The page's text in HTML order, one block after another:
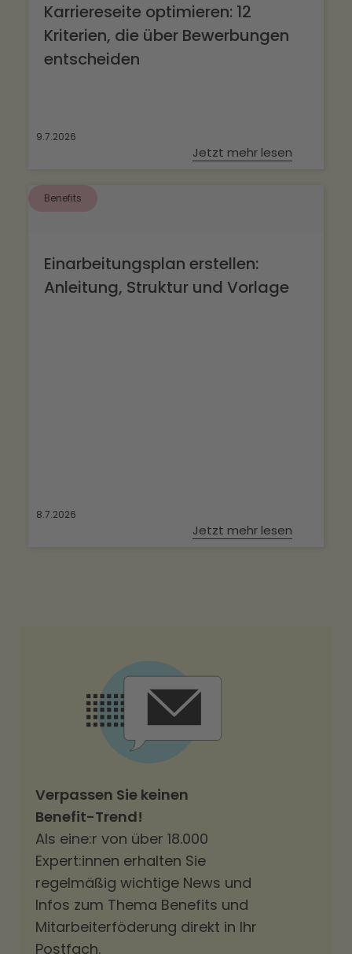
Karriereseite optimieren: 12
Kriterien, die über Bewerbungen
entscheiden
9.7.2026
Jetzt mehr lesen
Benefits
Einarbeitungsplan erstellen:
Anleitung, Struktur und Vorlage
8.7.2026
Jetzt mehr lesen
Verpassen Sie keinen
Benefit-Trend!
Als eine:r von über 18.000
Expert:innen erhalten Sie
regelmäßig wichtige News und
Infos zum Thema Benefits und
Mitarbeiterföderung direkt in Ihr
Postfach.